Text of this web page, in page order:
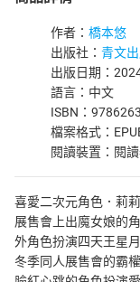
作者： 橋本悠
出版社： 青文
出版日期：
語言：中文
ISBN：
檔案格式：
閱讀裝置：閱
喜愛二次元角色．莉
展售會上出魔女娘的
外角色扮演四天王星
冬季同人展售會的霸